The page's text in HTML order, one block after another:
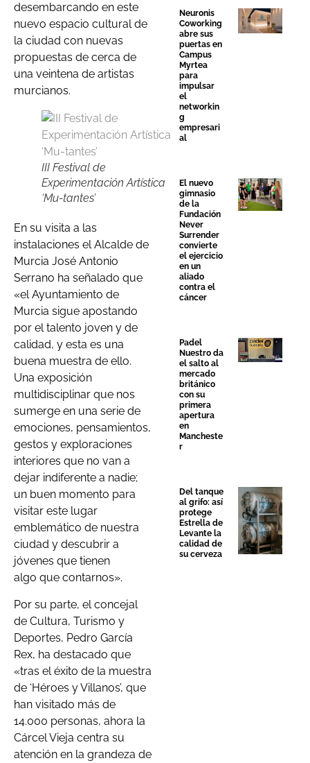
desembarcando en este
nuevo espacio cultural de
la ciudad con nuevas
propuestas de cerca de
una veintena de artistas
murcianos.
III Festival de
Experimentación Artística
‘Mu-tantes’
En su visita a las
instalaciones el Alcalde de
Murcia José Antonio
Serrano ha señalado que
«el Ayuntamiento de
Murcia sigue apostando
por el talento joven y de
calidad, y esta es una
buena muestra de ello.
Una exposición
multidisciplinar que nos
sumerge en una serie de
emociones, pensamientos,
gestos y exploraciones
interiores que no van a
dejar indiferente a nadie;
un buen momento para
visitar este lugar
emblemático de nuestra
ciudad y descubrir a
jóvenes que tienen
algo que contarnos».
Por su parte, el concejal
de Cultura, Turismo y
Deportes, Pedro García
Rex, ha destacado que
«tras el éxito de la muestra
de ‘Héroes y Villanos’, que
han visitado más de
14.000 personas, ahora la
Cárcel Vieja centra su
atención en la grandeza de
Neuronis
Coworking
abre sus
puertas en
Campus
Myrtea
para
impulsar
el
networkin
g
empresari
al
El nuevo
gimnasio
de la
Fundación
Never
Surrender
convierte
el ejercicio
en un
aliado
contra el
cáncer
Padel
Nuestro da
el salto al
mercado
británico
con su
primera
apertura
en
Mancheste
r
Del tanque
al grifo: así
protege
Estrella de
Levante la
calidad de
su cerveza